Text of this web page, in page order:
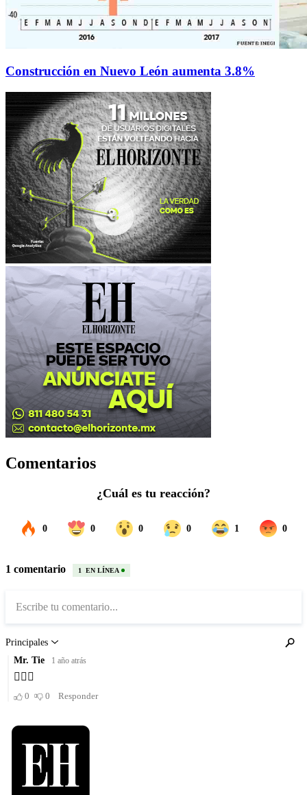
Construcción en Nuevo León aumenta 3.8%
Comentarios